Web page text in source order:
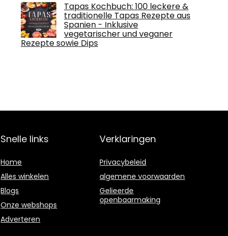
Tapas Kochbuch: 100 leckere &
traditionelle Tapas Rezepte aus
Spanien - Inklusive
vegetarischer und veganer
Rezepte sowie Dips
Snelle links
Home
Alles winkelen
Blogs
Onze webshops
Adverteren
Verklaringen
Privacybeleid
algemene voorwaarden
Gelieerde
openbaarmaking